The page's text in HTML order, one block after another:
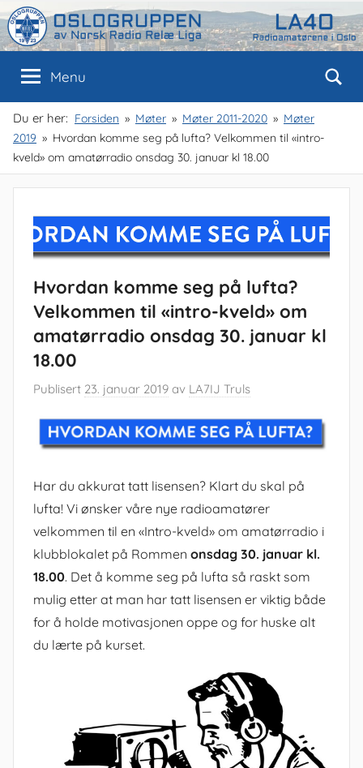
Skip
to
content
Oslogruppen
av
NRRL
Oslo
Menu
Du er her: Forsiden Møter Møter 2011-2020
Møter
2019
Hvordan komme seg på lufta? Velkommen til «intro-
kveld» om amatørradio onsdag 30. januar kl 18.00
Hvordan komme seg på lufta?
Velkommen til «intro-kveld» om
amatørradio onsdag 30. januar kl
18.00
Publisert 23. januar 2019 av LA7IJ Truls
Har du akkurat tatt lisensen? Klart du skal på
lufta! Vi ønsker våre nye radioamatører
velkommen til en «Intro-kveld» om amatørradio i
klubblokalet på Rommen onsdag 30. januar kl.
18.00. Det å komme seg på lufta så raskt som
mulig etter at man har tatt lisensen er viktig både
for å holde motivasjonen oppe og for huske alt
du lærte på kurset.